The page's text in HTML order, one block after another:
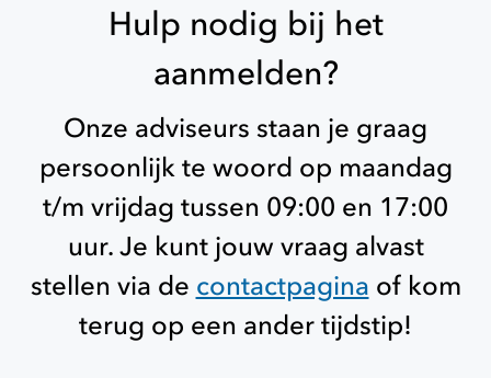
Hulp nodig bij het
aanmelden?
Onze adviseurs staan je graag
persoonlijk te woord op maandag
t/m vrijdag tussen 09:00 en 17:00
uur. Je kunt jouw vraag alvast
stellen via de contactpagina of kom
terug op een ander tijdstip!